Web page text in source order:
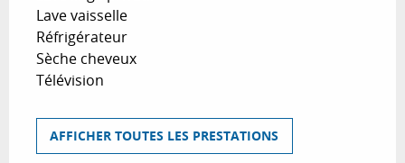
Lave vaisselle
Réfrigérateur
Sèche cheveux
Télévision
AFFICHER TOUTES LES PRESTATIONS